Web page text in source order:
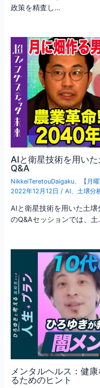
政策を精査し…
AIと衛星技術を用い
Q&A
NikkeiTeretouDaigaku 【月
2022年12月12日 /AI 土壌分
AIと衛星技術を用いた土壌
のQ&Aセッションでは、
メンタルヘルス：健
るためのヒント